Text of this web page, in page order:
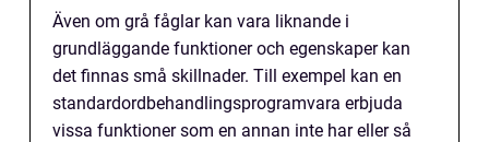
Även om grå fåglar kan vara liknande i
grundläggande funktioner och egenskaper kan
det finnas små skillnader. Till exempel kan en
standardordbehandlingsprogramvara erbjuda
vissa funktioner som en annan inte har eller så